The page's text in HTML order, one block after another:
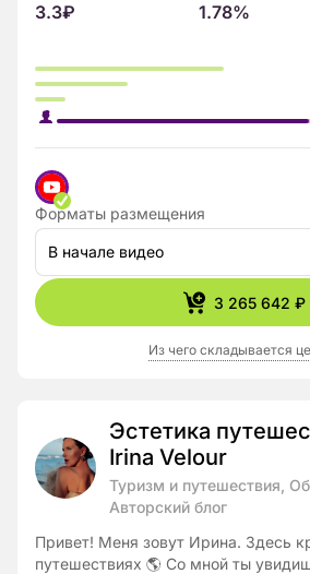
3.3₽ 1.78%
Форматы размещения
В начале видео
3 265 642 ₽
Из чего складывается
Эстетика
Irina Velour
Туризм и путешествия,
Авторский блог
Привет! Меня зовут Ирина. Здесь
путешествиях 🌎 Со мной ты